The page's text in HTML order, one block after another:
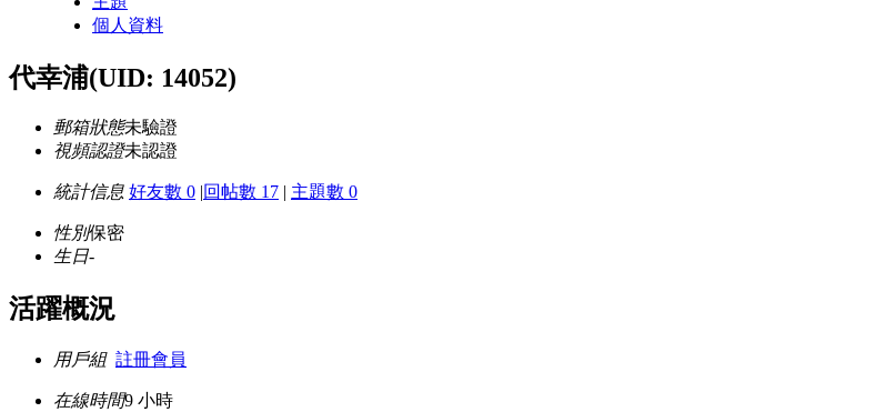
個人資料
代幸浦(UID: 14052)
郵箱狀態未驗證
視頻認證未認證
統計信息 好友數 0 |回帖數 17 | 主題數 0
性別保密
生日-
活躍概況
用戶組 註冊會員
在線時間9 小時